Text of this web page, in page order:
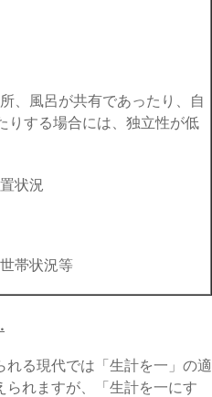
、風呂が共有であったり、自
りする場合には、独立性が低
状況
帯状況等
る現代では「生計を一」の適
られますが、「生計を一にす